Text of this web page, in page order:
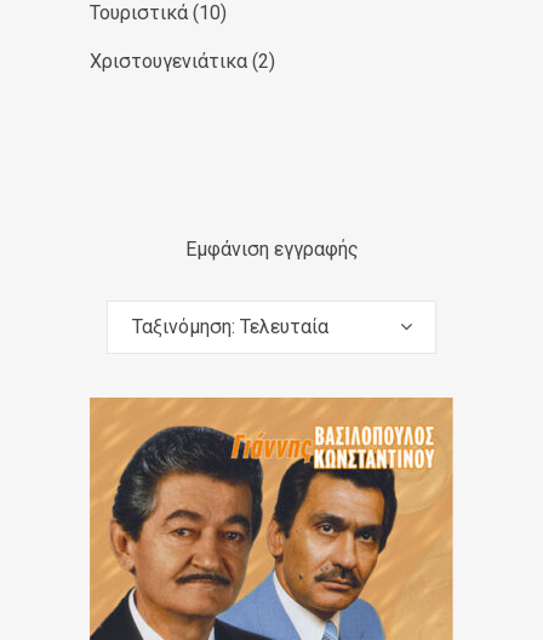
Τουριστικά (10)
Χριστουγενιάτικα (2)
Εμφάνιση εγγραφής
Ταξινόμηση: Τελευταία